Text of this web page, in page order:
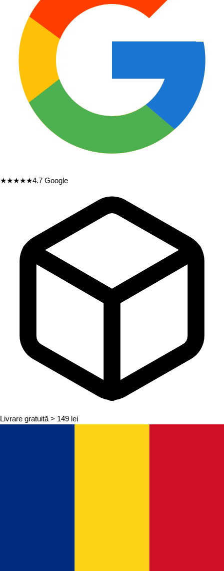
★★★★★4.7 Google
Livrare gratuită > 149 lei